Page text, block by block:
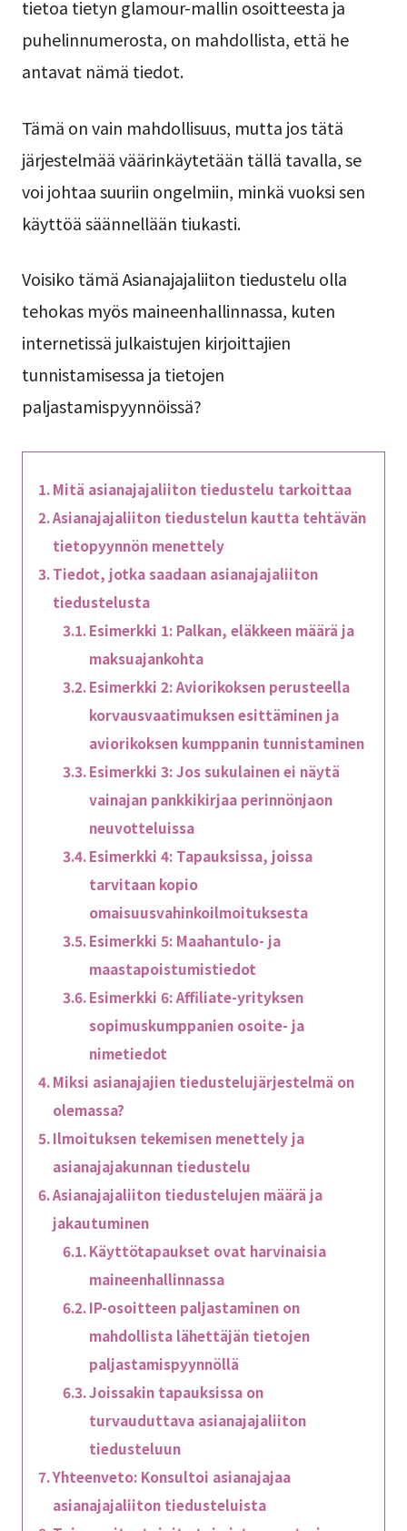
tietoa tietyn glamour-mallin osoitteesta ja
puhelinnumerosta, on mahdollista, että he
antavat nämä tiedot.
Tämä on vain mahdollisuus, mutta jos tätä
järjestelmää väärinkäytetään tällä tavalla, se
voi johtaa suuriin ongelmiin, minkä vuoksi sen
käyttöä säännellään tiukasti.
Voisiko tämä Asianajajaliiton tiedustelu olla
tehokas myös maineenhallinnassa, kuten
internetissä julkaistujen kirjoittajien
tunnistamisessa ja tietojen
paljastamispyynnöissä?
Mitä asianajajaliiton tiedustelu tarkoittaa
Asianajajaliiton tiedustelun kautta tehtävän
tietopyynnön menettely
Tiedot, jotka saadaan asianajajaliiton
tiedustelusta
Esimerkki 1: Palkan, eläkkeen määrä ja
maksuajankohta
Esimerkki 2: Aviorikoksen perusteella
korvausvaatimuksen esittäminen ja
aviorikoksen kumppanin tunnistaminen
Esimerkki 3: Jos sukulainen ei näytä
vainajan pankkikirjaa perinnönjaon
neuvotteluissa
Esimerkki 4: Tapauksissa, joissa
tarvitaan kopio
omaisuusvahinkoilmoituksesta
Esimerkki 5: Maahantulo- ja
maastapoistumistiedot
Esimerkki 6: Affiliate-yrityksen
sopimuskumppanien osoite- ja
nimetiedot
Miksi asianajajien tiedustelujärjestelmä on
olemassa?
Ilmoituksen tekemisen menettely ja
asianajajakunnan tiedustelu
Asianajajaliiton tiedustelujen määrä ja
jakautuminen
Käyttötapaukset ovat harvinaisia
maineenhallinnassa
IP-osoitteen paljastaminen on
mahdollista lähettäjän tietojen
paljastamispyynnöllä
Joissakin tapauksissa on
turvauduttava asianajajaliiton
tiedusteluun
Yhteenveto: Konsultoi asianajajaa
asianajajaliiton tiedusteluista